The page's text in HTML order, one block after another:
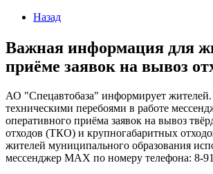
Назад
Важная информация для
приёме заявок на вывоз
АО "Спецавтобаза" информирует жителей.
техническими перебоями в работе
оперативного приёма заявок на вывоз
отходов (ТКО) и крупногабаритных
жителей муниципального образования
мессенджер МАХ по номеру телефона: 8-